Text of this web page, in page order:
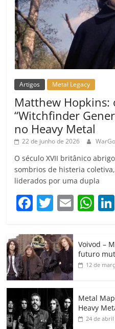
Artigos Metal Legacy
Matthew Hopkins:
“Witchfinder
no Heavy Metal
22 de junho de 2026
O século XVII britânico
sombrios de histeria
liderados por uma dupla
F
c
e
b
o
o
k
T
itt
er
E
ai
W
at
s
A
p
Voivod –
futuro
12 de
Metal
Heavy
24 de